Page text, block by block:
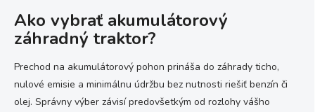
Ako vybrať akumulátorový
záhradný traktor?
Prechod na akumulátorový pohon prináša do záhrady ticho,
nulové emisie a minimálnu údržbu bez nutnosti riešiť benzín či
olej. Správny výber závisí predovšetkým od rozlohy vášho